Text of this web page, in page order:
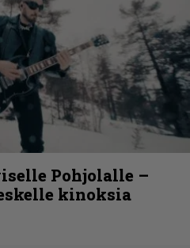
Pohjolalle –
kinoksia